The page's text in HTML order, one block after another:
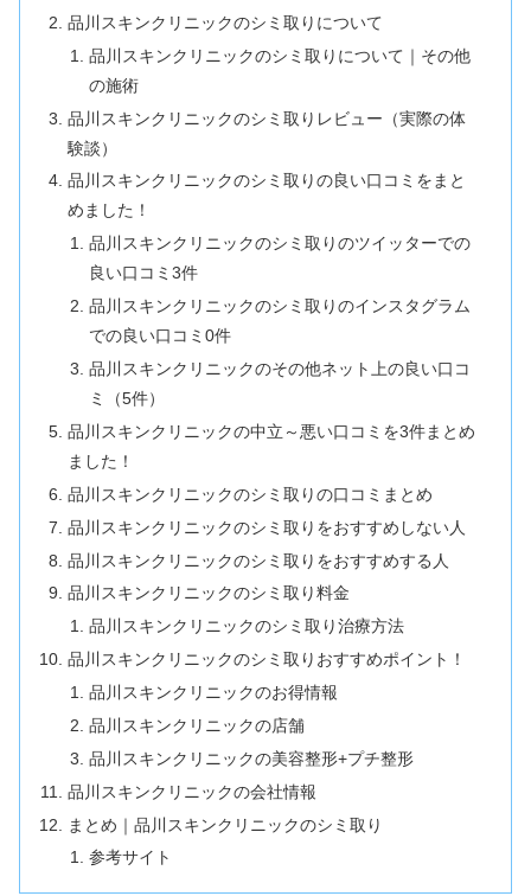
品川スキンクリニックのシミ取りについて
品川スキンクリニックのシミ取りについて｜その他
の施術
品川スキンクリニックのシミ取りレビュー（実際の体
験談）
品川スキンクリニックのシミ取りの良い口コミをまと
めました！
品川スキンクリニックのシミ取りのツイッターでの
良い口コミ3件
品川スキンクリニックのシミ取りのインスタグラム
での良い口コミ0件
品川スキンクリニックのその他ネット上の良い口コ
ミ（5件）
品川スキンクリニックの中立～悪い口コミを3件まとめ
ました！
品川スキンクリニックのシミ取りの口コミまとめ
品川スキンクリニックのシミ取りをおすすめしない人
品川スキンクリニックのシミ取りをおすすめする人
品川スキンクリニックのシミ取り料金
品川スキンクリニックのシミ取り治療方法
品川スキンクリニックのシミ取りおすすめポイント！
品川スキンクリニックのお得情報
品川スキンクリニックの店舗
品川スキンクリニックの美容整形+プチ整形
品川スキンクリニックの会社情報
まとめ｜品川スキンクリニックのシミ取り
参考サイト